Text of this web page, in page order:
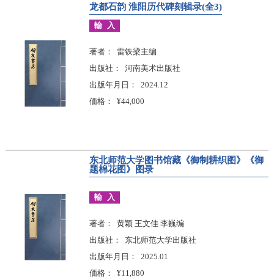
龙都石韵 淮阳历代碑刻辑录(全3)
輸入
著者
雷铁梁主编
出版社
河南美术出版社
出版年月日
2024.12
価格
¥44,000
东北师范大学图书馆藏《御制耕织图》《御
题棉花图》图录
輸入
著者
黄颖 王文佳 李巍编
出版社
东北师范大学出版社
出版年月日
2025.01
価格
¥11,880